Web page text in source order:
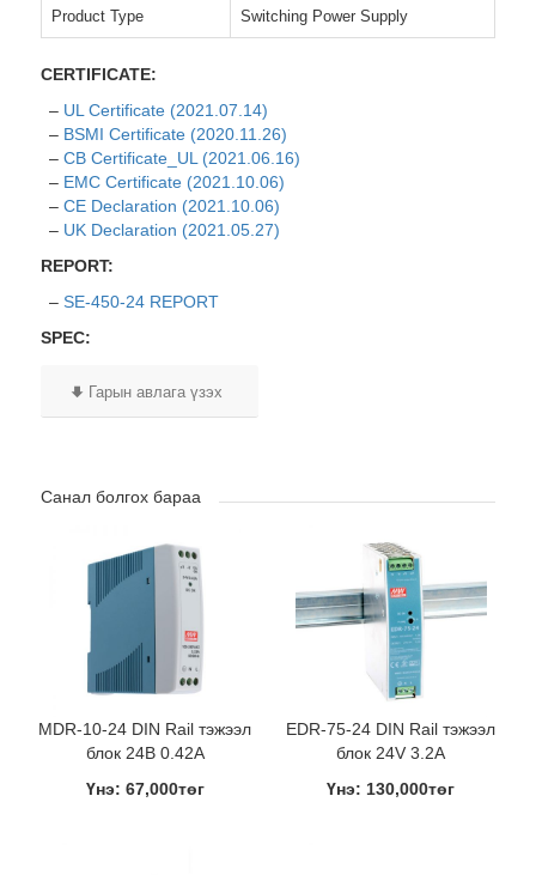
Product Type Switching Power Supply
CERTIFICATE:
– UL Certificate (2021.07.14)
– BSMI Certificate (2020.11.26)
– CB Certificate_UL (2021.06.16)
– EMC Certificate (2021.10.06)
– CE Declaration (2021.10.06)
– UK Declaration (2021.05.27)
REPORT:
– SE-450-24 REPORT
SPEC:
Гарын авлага үзэх
Санал болгох бараа
MDR-10-24 DIN Rail тэжээл
блок 24В 0.42A
Үнэ: 67,000төг
EDR-75-24 DIN Rail тэжээл
блок 24V 3.2A
Үнэ: 130,000төг